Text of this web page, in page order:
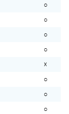
○
○
○
○
☓
○
○
○